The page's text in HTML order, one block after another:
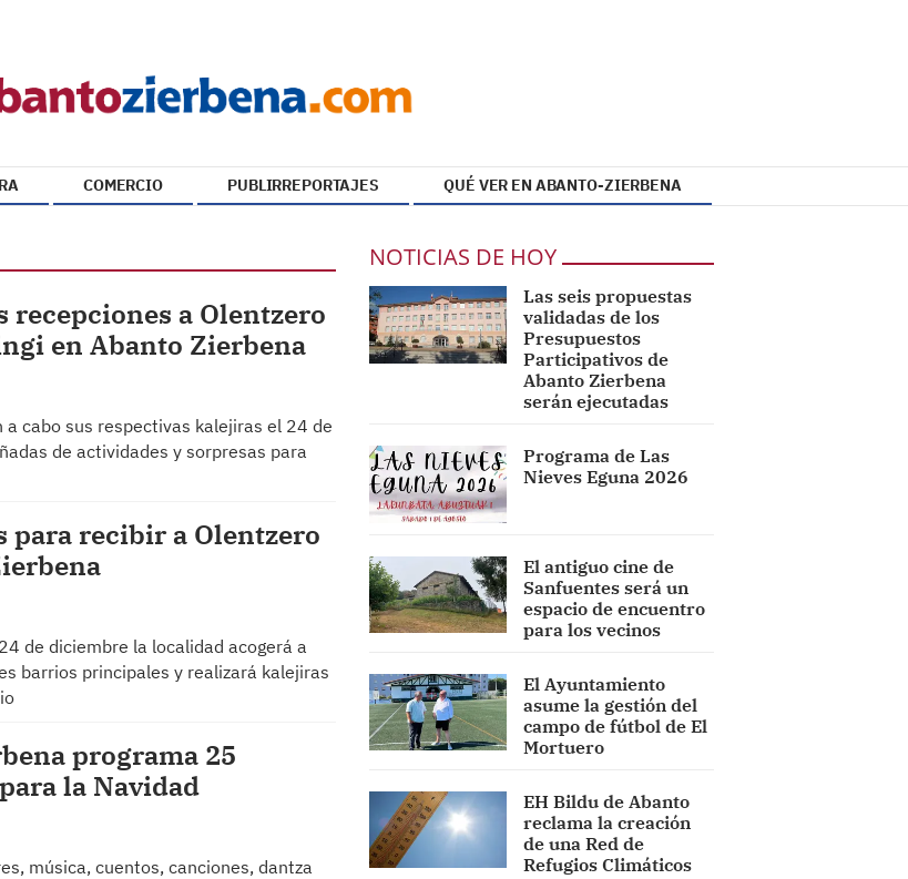
COMERCIO PUBLIRREPORTAJES QUÉ VER EN ABANTO-ZIERBENA
recepciones a Olentzero
en Abanto Zierbena
a cabo sus respectivas kalejiras el 24 de
de actividades y sorpresas para
para recibir a Olentzero
de diciembre la localidad acogerá a
barrios principales y realizará kalejiras
programa 25
la Navidad
música, cuentos, canciones, dantza
NOTICIAS DE HOY
Las seis propuestas
validadas de los
Presupuestos
Participativos de
Abanto Zierbena
serán ejecutadas
Programa de Las
Nieves Eguna 2026
El antiguo cine de
Sanfuentes será un
espacio de encuentro
para los vecinos
El Ayuntamiento
asume la gestión del
campo de fútbol de El
Mortuero
EH Bildu de Abanto
reclama la creación
de una Red de
Refugios Climáticos